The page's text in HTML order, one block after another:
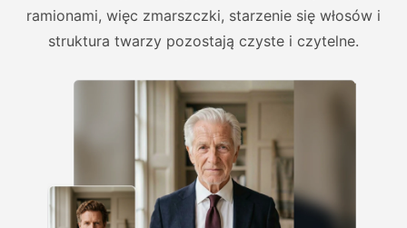
ramionami, więc zmarszczki, starzenie się włosów i
struktura twarzy pozostają czyste i czytelne.